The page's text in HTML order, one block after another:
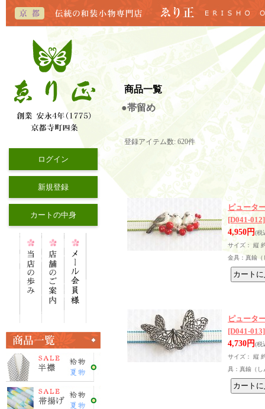
ログイン
新規登録
カートの中身
商品一覧
●帯留め
登録アイテム数: 620件
ピュータ
[D041-012]
4,950円(税
サイズ： 縦
金具：真鍮（
ピュータ
[D041-013]
4,730円(税
サイズ： 縦
具：真鍮（し